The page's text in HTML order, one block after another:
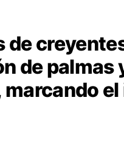
de
de palmas
marcando